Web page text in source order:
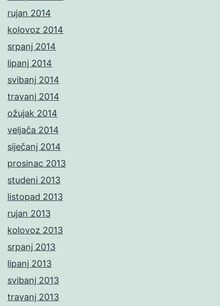
rujan 2014
kolovoz 2014
srpanj 2014
lipanj 2014
svibanj 2014
travanj 2014
ožujak 2014
veljača 2014
siječanj 2014
prosinac 2013
studeni 2013
listopad 2013
rujan 2013
kolovoz 2013
srpanj 2013
lipanj 2013
svibanj 2013
travanj 2013